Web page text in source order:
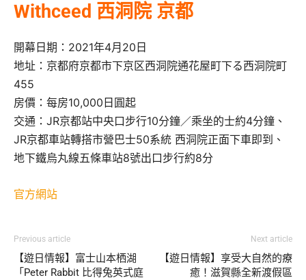
Withceed 西洞院 京都
開幕日期：2021年4月20日
地址：京都府京都市下京区西洞院通花屋町下る西洞院町
455
房價：每房10,000日圓起
交通：JR京都站中央口步行10分鐘／乘坐的士約4分鐘、
JR京都車站轉搭市營巴士50系統 西洞院正面下車即到、
地下鐵烏丸線五條車站8號出口步行約8分
官方網站
Previous article
【遊日情報】富士山本栖湖
「Peter Rabbit 比得兔英式庭
Next article
【遊日情報】享受大自然的療
癒！滋賀縣全新渡假區